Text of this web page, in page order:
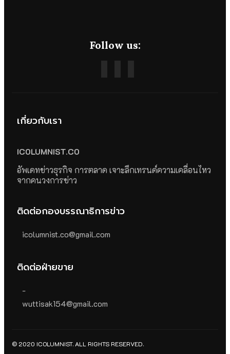
Follow us:
เกี่ยวกับเรา
ICOLUMNIST.CO
อัพเดทข่าวธุรกิจ การตลาด เจาะลึกเทรนด์ความเคลื่อนไหว
จากคนวงการข่าว
ติดต่อกองบรรณาธิการข่าว
icolumnist.co@gmail.com
ติดต่อฝ่ายขาย
-
wuttisak154@gmail.com
© 2020 ICOLUMNIST. ALL RIGHTS RESERVED.